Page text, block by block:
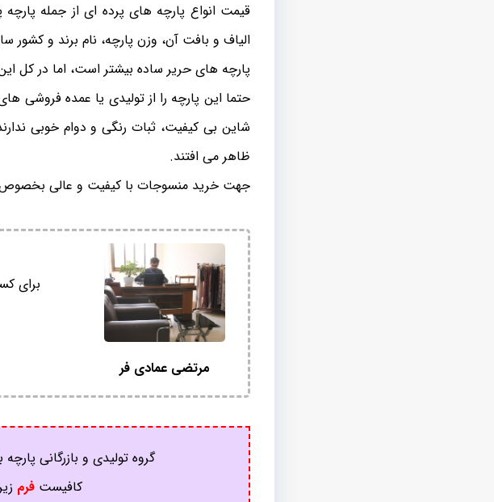
قیمت انواع پارچه های پرده ای از جمله
الیاف و بافت آن، وزن پارچه، نام برند و
پارچه های حریر ساده بیشتر است، اما در کل
حتما این پارچه را از تولیدی یا عمده فروشی
شاین بی کیفیت، ثبات رنگی و دوام خوبی
ظاهر می افتند.
جهت خرید منسوجات با کیفیت و عالی بخصوص
مرتضی عمادی فر
برای
گروه تولیدی و بازرگانی
کافیستفرم